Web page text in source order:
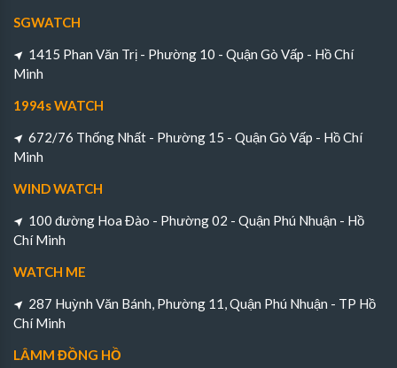
SGWATCH
1415 Phan Văn Trị - Phường 10 - Quận Gò Vấp - Hồ Chí
Minh
1994s WATCH
672/76 Thống Nhất - Phường 15 - Quận Gò Vấp - Hồ Chí
Minh
WIND WATCH
100 đường Hoa Đào - Phường 02 - Quận Phú Nhuận - Hồ
Chí Minh
WATCH ME
287 Huỳnh Văn Bánh, Phường 11, Quận Phú Nhuận - TP Hồ
Chí Minh
LÂMM ĐỒNG HỒ